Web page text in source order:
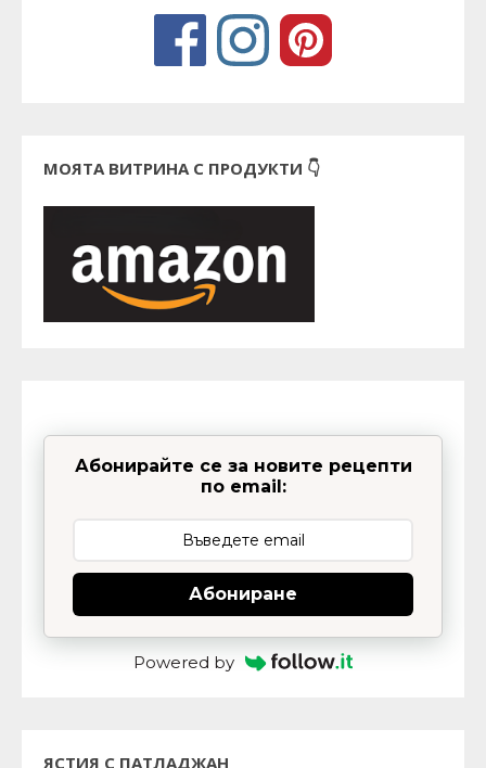
МОЯТА ВИТРИНА С ПРОДУКТИ 👇
Абонирайте се за новите рецепти
по email:
Абониране
Powered by
ЯСТИЯ С ПАТЛАДЖАН